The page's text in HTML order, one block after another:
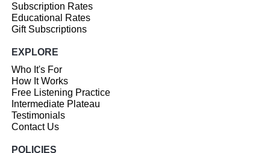
Subscription Rates
Educational Rates
Gift Subscriptions
EXPLORE
Who It's For
How It Works
Free Listening Practice
Intermediate Plateau
Testimonials
Contact Us
POLICIES